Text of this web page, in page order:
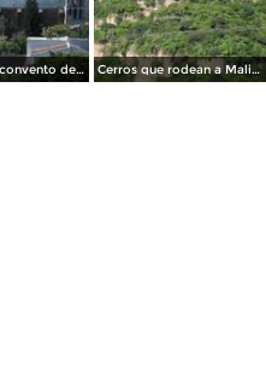
Postal del exconvento de Malinalco Cerros que rodean a Malinalco